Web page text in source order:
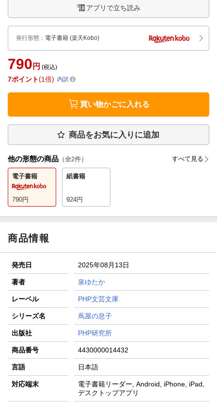
アプリで立ち読み
発行形態 ： 電子書籍 (楽天Kobo)
790 円 (税込)
7ポイント 1倍 内訳
買い物かごに入れる
商品をお気に入りに追加
他の形態の商品 （全2件） すべて見る
電子書籍
790円
紙書籍
924円
商品情報
発売日 2025年08月13日
著者 泉ゆたか
レーベル PHP文芸文庫
シリーズ名 蔦屋の息子
出版社 PHP研究所
商品番号 4430000014432
言語 日本語
対応端末
電子書籍リーダー, Android, iPhone, iPad,
デスクトップアプリ